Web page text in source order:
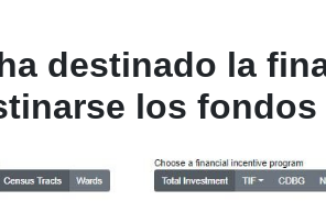
destinado la
los